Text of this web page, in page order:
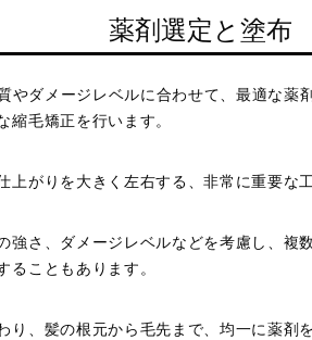
薬剤選定と塗布
やダメージレベルに合わせて、最適な薬
縮毛矯正を行います。
上がりを大きく左右する、非常に重要な工
強さ、ダメージレベルなどを考慮し、複
ることもあります。
り、髪の根元から毛先まで、均一に薬剤